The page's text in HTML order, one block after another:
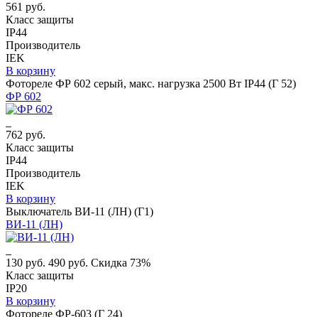
561 руб.
Класс защиты
IP44
Производитель
IEK
В корзину
Фотореле ФР 602 серый, макс. нагрузка 2500 Вт IP44 (Г 52)
ФР 602
762 руб.
Класс защиты
IP44
Производитель
IEK
В корзину
Выключатель ВИ-11 (ЛН) (Г1)
ВИ-11 (ЛН)
130 руб. 490 руб. Скидка 73%
Класс защиты
IP20
В корзину
Фотореле ФР-603 (Г 24)